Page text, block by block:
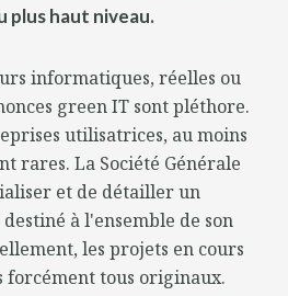
plus haut niveau.
informatiques, réelles ou
green IT sont pléthore.
utilisatrices, au moins
rares. La Société Générale
et de détailler un
à l'ensemble de son
les projets en cours
forcément tous originaux.